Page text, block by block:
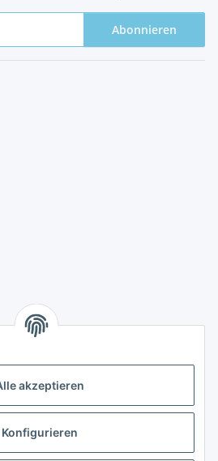
akzeptieren
Konfigurieren
Abonnieren